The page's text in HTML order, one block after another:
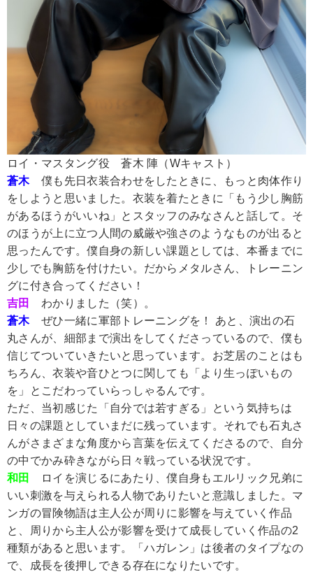
ロイ・マスタング役 蒼木 陣（Wキャスト）
蒼木僕も先日衣装合わせをしたときに、もっと肉体作り
をしようと思いました。衣装を着たときに「もう少し胸筋
があるほうがいいね」とスタッフのみなさんと話して。そ
のほうが上に立つ人間の威厳や強さのようなものが出ると
思ったんです。僕自身の新しい課題としては、本番までに
少しでも胸筋を付けたい。だからメタルさん、トレーニン
グに付き合ってください！
吉田
わかりました（笑）。
蒼木ぜひ一緒に軍部トレーニングを！ あと、演出の石
丸さんが、細部まで演出をしてくださっているので、僕も
信じてついていきたいと思っています。お芝居のことはも
ちろん、衣装や音ひとつに関しても「より生っぽいもの
を」とこだわっていらっしゃるんです。
ただ、当初感じた「自分では若すぎる」という気持ちは
日々の課題としていまだに残っています。それでも石丸さ
んがさまざまな角度から言葉を伝えてくださるので、自分
の中でかみ砕きながら日々戦っている状況です。
和田
ロイを演じるにあたり、僕自身もエルリック兄弟に
いい刺激を与えられる人物でありたいと意識しました。マ
ンガの冒険物語は主人公が周りに影響を与えていく作品
と、周りから主人公が影響を受けて成長していく作品の2
種類があると思います。「ハガレン」は後者のタイプなの
で、成長を後押しできる存在になりたいです。